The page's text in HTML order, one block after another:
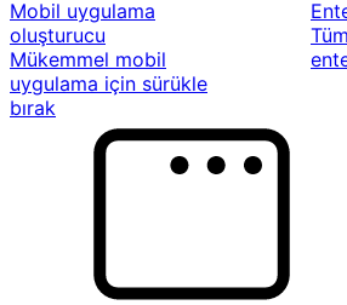
Mobil uygulama
oluşturucu
Mükemmel mobil
uygulama için sürükle
bırak